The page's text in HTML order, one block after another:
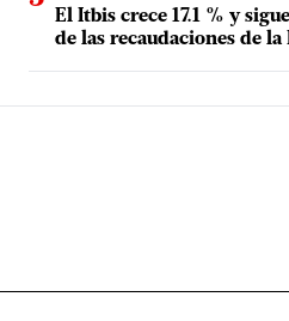
El Itbis crece 17.1 % y
de las recaudaciones de la